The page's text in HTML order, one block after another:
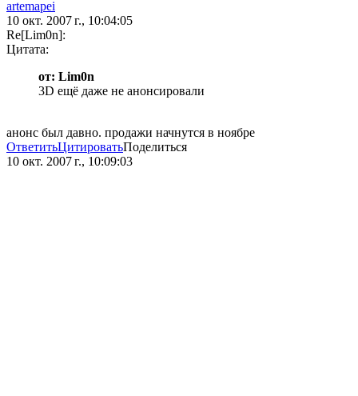
artemapei
10 окт. 2007 г., 10:04:05
Re[Lim0n]:
Цитата:
от: Lim0n
3D ещё даже не анонсировали
анонс был давно. продажи начнутся в ноябре
ОтветитьЦитироватьПоделиться
10 окт. 2007 г., 10:09:03